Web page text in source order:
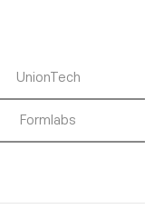
UnionTech
Formlabs